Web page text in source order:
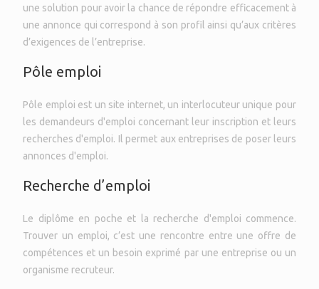
une solution pour avoir la chance de répondre efficacement à
une annonce qui correspond à son profil ainsi qu’aux critères
d’exigences de l’entreprise.
Pôle emploi
Pôle emploi est un site internet, un interlocuteur unique pour
les demandeurs d'emploi concernant leur inscription et leurs
recherches d'emploi. Il permet aux entreprises de poser leurs
annonces d'emploi.
Recherche d’emploi
Le diplôme en poche et la recherche d'emploi commence.
Trouver un emploi, c’est une rencontre entre une offre de
compétences et un besoin exprimé par une entreprise ou un
organisme recruteur.